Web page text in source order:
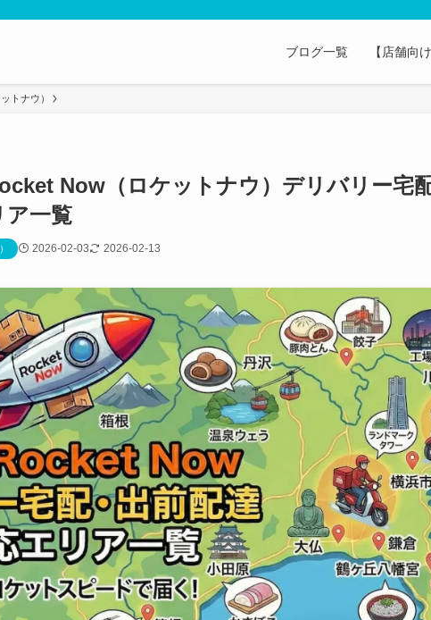
ブログ一覧 【店舗向
トナウ）
Now（ロケットナウ）デリバリー宅
ア一覧
2026-02-03 2026-02-13